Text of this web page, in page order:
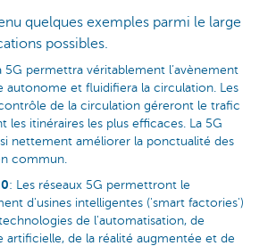
quelques exemples parmi le large
possibles.
5G permettra véritablement l’avènement
autonome et fluidifiera la circulation. Les
de la circulation géreront le trafic
les itinéraires les plus efficaces. La 5G
nettement améliorer la ponctualité des
commun.
: Les réseaux 5G permettront le
d'usines intelligentes ('smart factories')
de l'automatisation, de
artificielle, de la réalité augmentée et de